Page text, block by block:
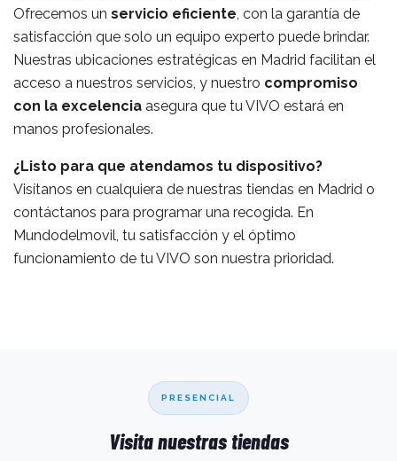
Ofrecemos un servicio eficiente, con la garantía de
satisfacción que solo un equipo experto puede brindar.
Nuestras ubicaciones estratégicas en Madrid facilitan el
acceso a nuestros servicios, y nuestro compromiso
con la excelencia asegura que tu VIVO estará en
manos profesionales.
¿Listo para que atendamos tu dispositivo?
Visítanos en cualquiera de nuestras tiendas en Madrid o
contáctanos para programar una recogida. En
Mundodelmovil, tu satisfacción y el óptimo
funcionamiento de tu VIVO son nuestra prioridad.
PRESENCIAL
Visita nuestras tiendas